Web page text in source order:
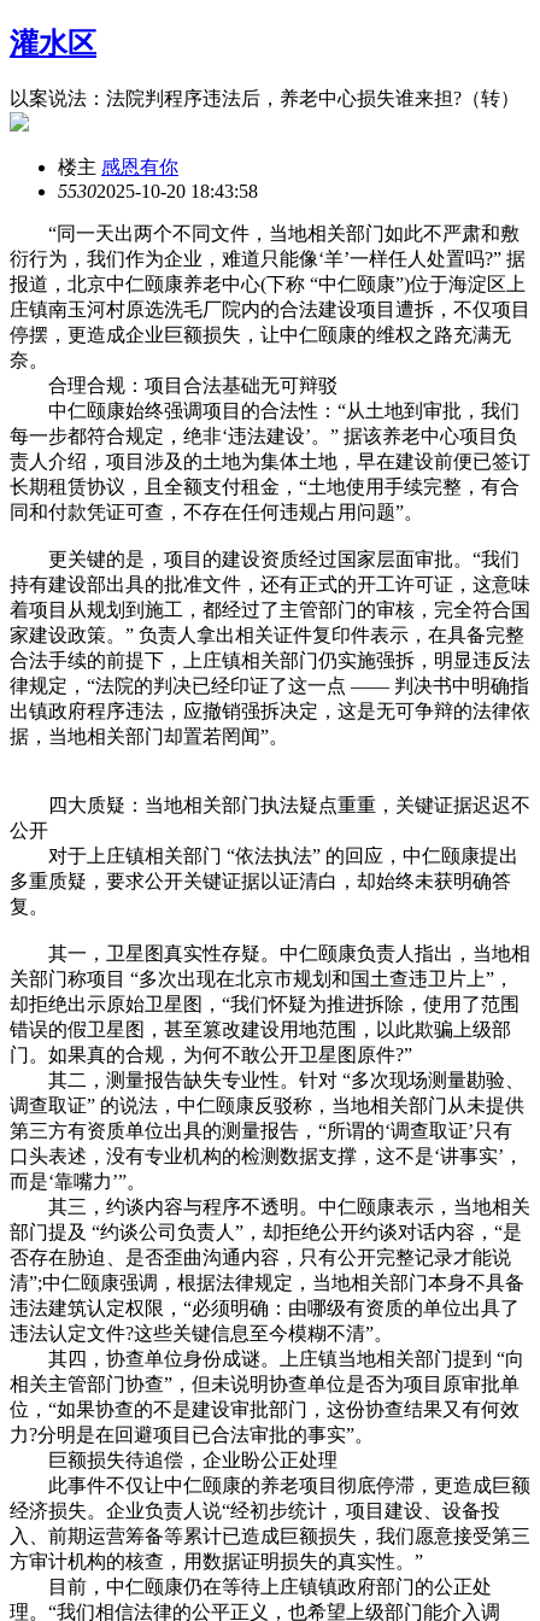
灌水区
以案说法：法院判程序违法后，养老中心损失谁来担?（转）
楼主 感恩有你
55302025-10-20 18:43:58
“同一天出两个不同文件，当地相关部门如此不严肃和敷
衍行为，我们作为企业，难道只能像‘羊’一样任人处置吗?” 据
报道，北京中仁颐康养老中心(下称 “中仁颐康”)位于海淀区上
庄镇南玉河村原选洗毛厂院内的合法建设项目遭拆，不仅项目
停摆，更造成企业巨额损失，让中仁颐康的维权之路充满无
奈。
合理合规：项目合法基础无可辩驳
中仁颐康始终强调项目的合法性：“从土地到审批，我们
每一步都符合规定，绝非‘违法建设’。” 据该养老中心项目负
责人介绍，项目涉及的土地为集体土地，早在建设前便已签订
长期租赁协议，且全额支付租金，“土地使用手续完整，有合
同和付款凭证可查，不存在任何违规占用问题”。
更关键的是，项目的建设资质经过国家层面审批。“我们
持有建设部出具的批准文件，还有正式的开工许可证，这意味
着项目从规划到施工，都经过了主管部门的审核，完全符合国
家建设政策。” 负责人拿出相关证件复印件表示，在具备完整
合法手续的前提下，上庄镇相关部门仍实施强拆，明显违反法
律规定，“法院的判决已经印证了这一点 —— 判决书中明确指
出镇政府程序违法，应撤销强拆决定，这是无可争辩的法律依
据，当地相关部门却置若罔闻”。
四大质疑：当地相关部门执法疑点重重，关键证据迟迟不
公开
对于上庄镇相关部门 “依法执法” 的回应，中仁颐康提出
多重质疑，要求公开关键证据以证清白，却始终未获明确答
复。
其一，卫星图真实性存疑。中仁颐康负责人指出，当地相
关部门称项目 “多次出现在北京市规划和国土查违卫片上”，
却拒绝出示原始卫星图，“我们怀疑为推进拆除，使用了范围
错误的假卫星图，甚至篡改建设用地范围，以此欺骗上级部
门。如果真的合规，为何不敢公开卫星图原件?”
其二，测量报告缺失专业性。针对 “多次现场测量勘验、
调查取证” 的说法，中仁颐康反驳称，当地相关部门从未提供
第三方有资质单位出具的测量报告，“所谓的‘调查取证’只有
口头表述，没有专业机构的检测数据支撑，这不是‘讲事实’，
而是‘靠嘴力’”。
其三，约谈内容与程序不透明。中仁颐康表示，当地相关
部门提及 “约谈公司负责人”，却拒绝公开约谈对话内容，“是
否存在胁迫、是否歪曲沟通内容，只有公开完整记录才能说
清”;中仁颐康强调，根据法律规定，当地相关部门本身不具备
违法建筑认定权限，“必须明确：由哪级有资质的单位出具了
违法认定文件?这些关键信息至今模糊不清”。
其四，协查单位身份成谜。上庄镇当地相关部门提到 “向
相关主管部门协查”，但未说明协查单位是否为项目原审批单
位，“如果协查的不是建设审批部门，这份协查结果又有何效
力?分明是在回避项目已合法审批的事实”。
巨额损失待追偿，企业盼公正处理
此事件不仅让中仁颐康的养老项目彻底停滞，更造成巨额
经济损失。企业负责人说“经初步统计，项目建设、设备投
入、前期运营筹备等累计已造成巨额损失，我们愿意接受第三
方审计机构的核查，用数据证明损失的真实性。”
目前，中仁颐康仍在等待上庄镇镇政府部门的公正处
理。“我们相信法律的公平正义，也希望上级部门能介入调